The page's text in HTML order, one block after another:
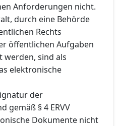
Anforderungen nicht.
durch eine Behörde
Rechts
öffentlichen Aufgaben
werden, sind als
elektronische
der
gemäß § 4 ERVV
Dokumente nicht